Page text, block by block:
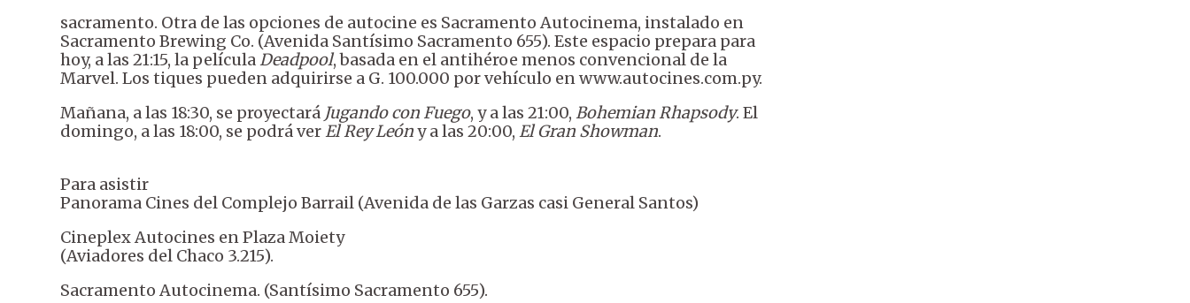
sacramento. Otra de las opciones de autocine es Sacramento Autocinema, instalado en
Sacramento Brewing Co. (Avenida Santísimo Sacramento 655). Este espacio prepara para
hoy, a las 21:15, la películaDeadpool, basada en el antihéroe menos convencional de la
Marvel. Los tiques pueden adquirirse a G. 100.000 por vehículo en www.autocines.com.py.
Mañana, a las 18:30, se proyectará Jugando con Fuego, y a las 21:00, Bohemian Rhapsody. El
domingo, a las 18:00, se podrá verEl Rey Leóny a las 20:00, El Gran Showman.
Para asistir
Panorama Cines del Complejo Barrail (Avenida de las Garzas casi General Santos)
Cineplex Autocines en Plaza Moiety
(Aviadores del Chaco 3.215).
Sacramento Autocinema. (Santísimo Sacramento 655).